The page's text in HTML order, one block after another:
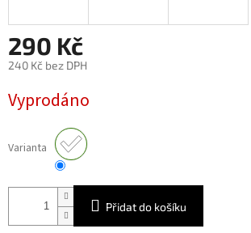
290 Kč
240 Kč bez DPH
cena:
Vyprodáno
Varianta
Přidat do košíku